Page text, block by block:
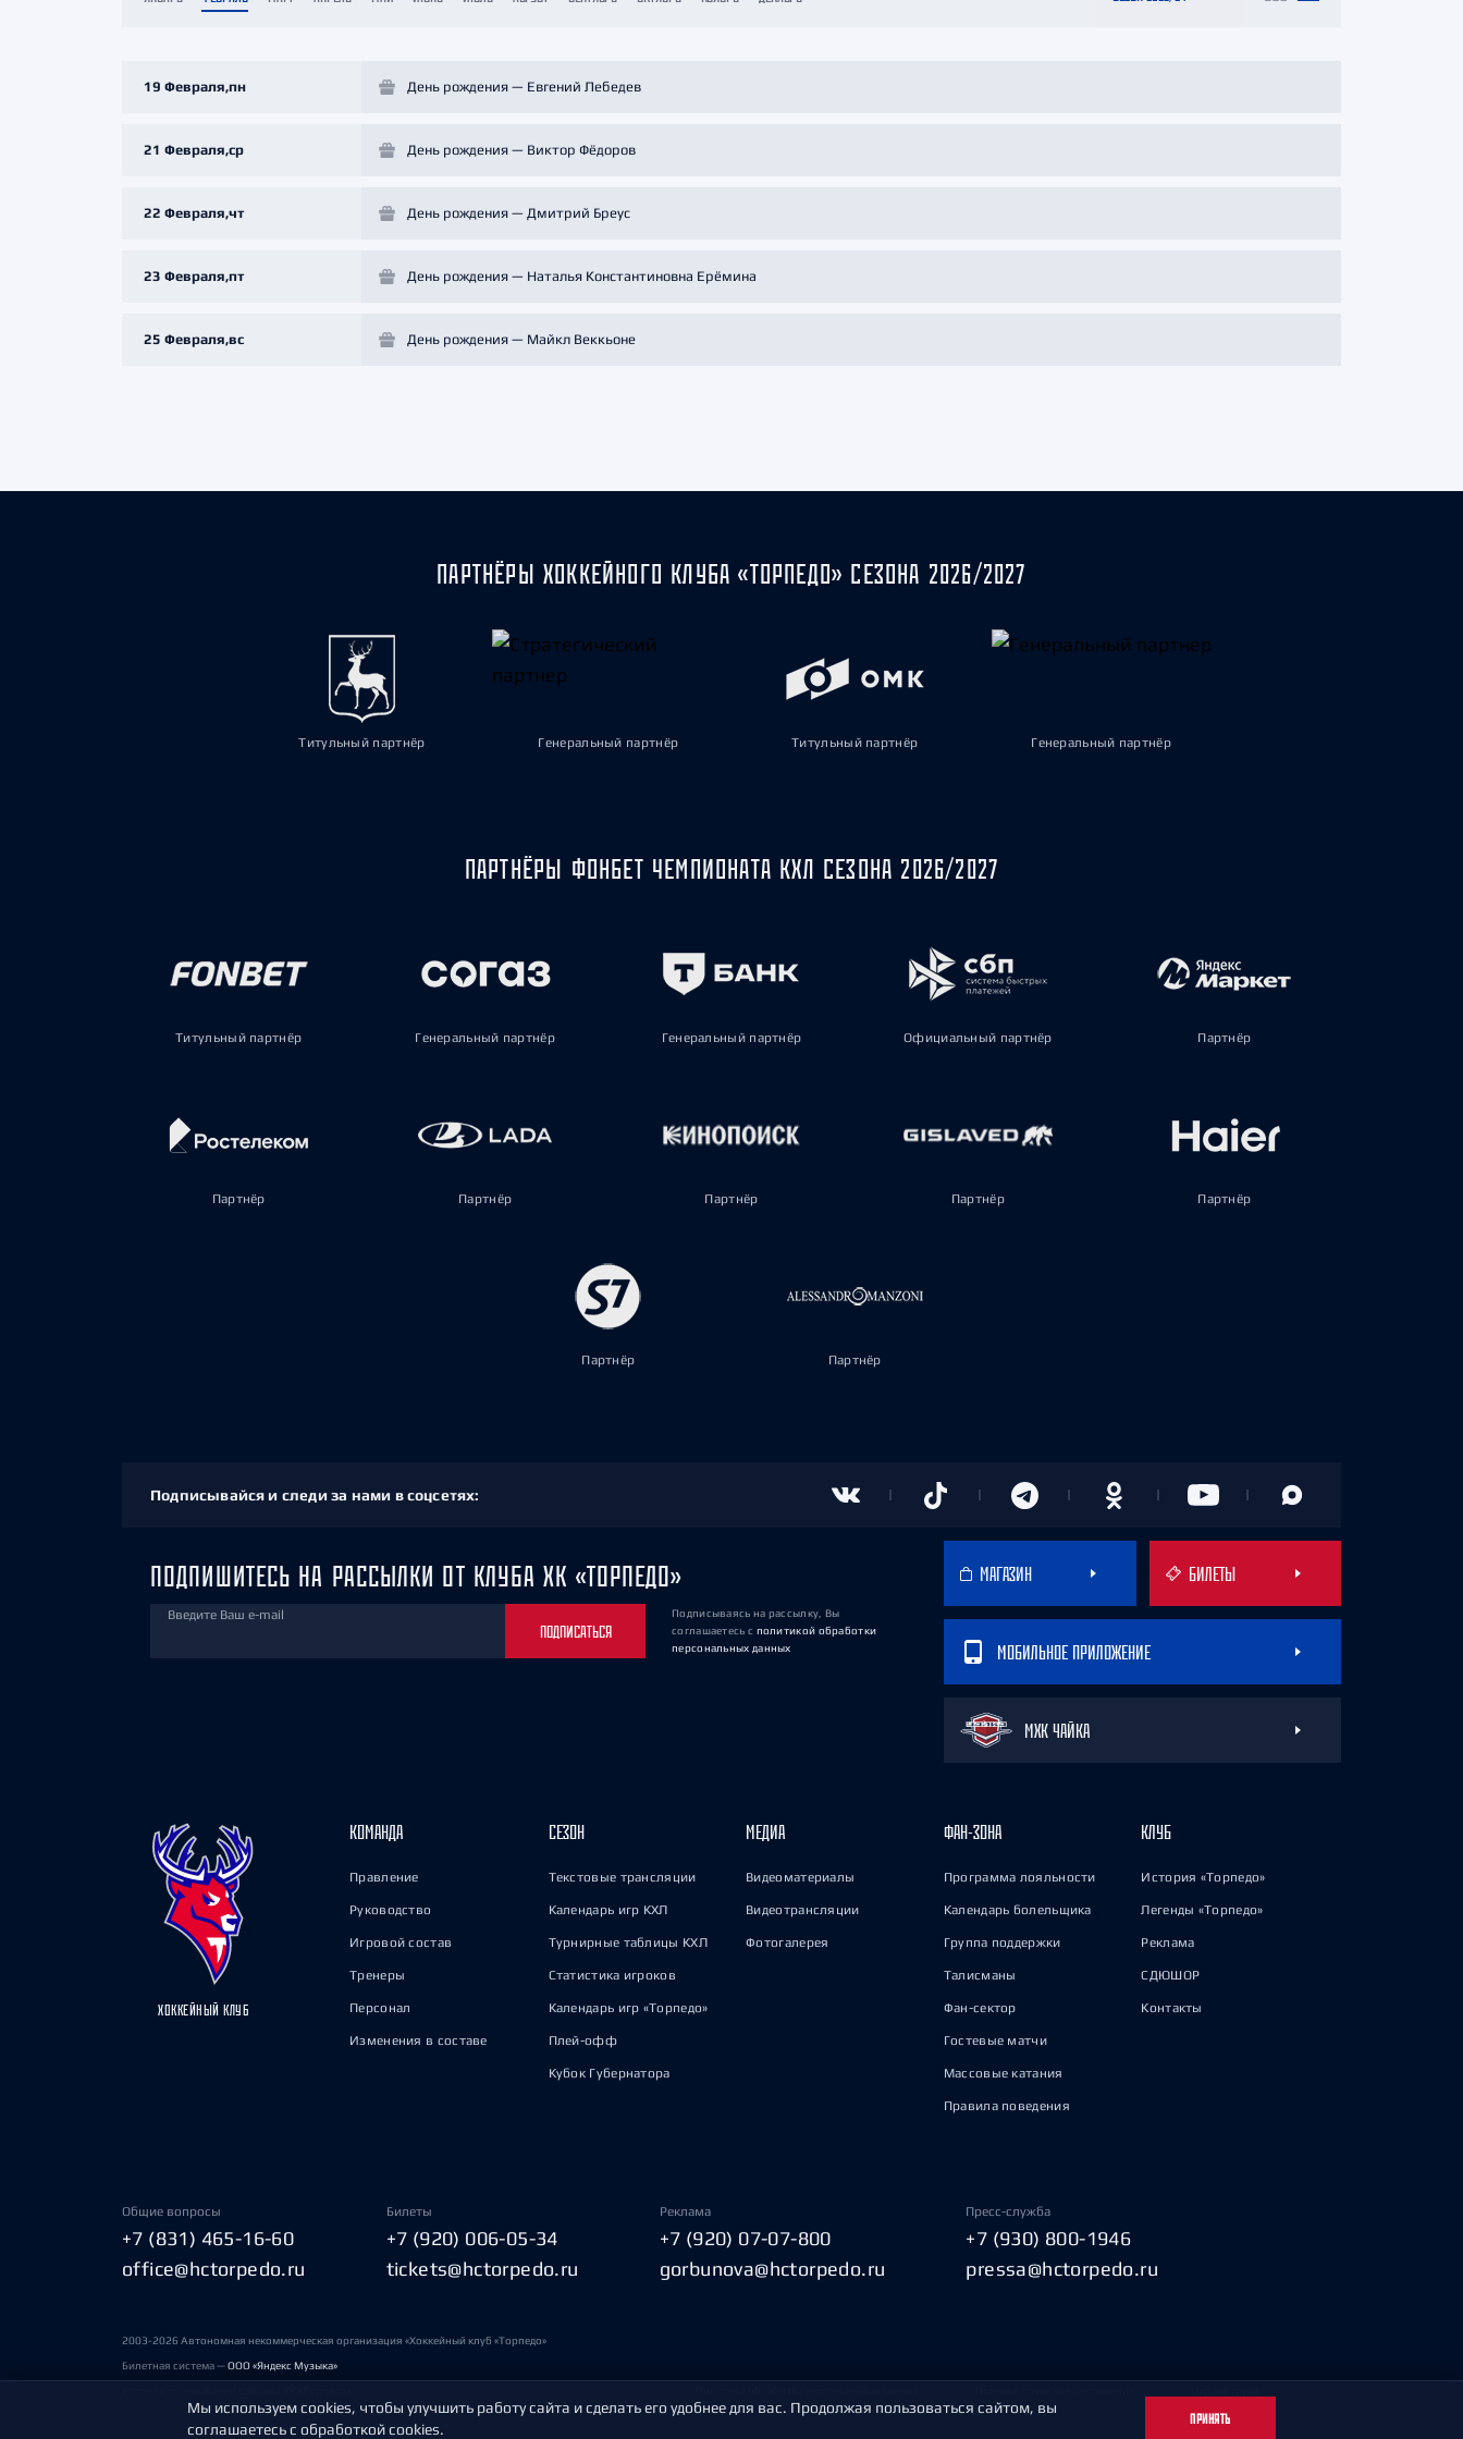
Салават Юлаев
19 Февраля,пн День рождения — Евгений Лебедев
21 Февраля,ср День рождения — Виктор Фёдоров
22 Февраля,чт День рождения — Дмитрий Бреус
23 Февраля,пт День рождения — Наталья Константиновна Ерёмина
25 Февраля,вс День рождения — Майкл Веккьоне
ПАРТНЁРЫ ХОККЕЙНОГО КЛУБА «ТОРПЕДО» СЕЗОНА 2026/2027
Титульный партнёр Генеральный партнёр Титульный партнёр Генеральный партнёр
ПАРТНЁРЫ ФОНБЕТ ЧЕМПИОНАТА КХЛ СЕЗОНА 2026/2027
Титульный партнёр Генеральный партнёр Генеральный партнёр Официальный партнёр Партнёр
Партнёр Партнёр Партнёр Партнёр Партнёр
Партнёр Партнёр
Подписывайся и следи за нами в соцсетях:
ПОДПИШИТЕСЬ НА РАССЫЛКИ ОТ КЛУБА ХК «ТОРПЕДО»
Введите Ваш e-mail
ПОДПИСАТЬСЯ
Подписываясь на рассылку, Вы
соглашаетесь с политикой обработки
персональных данных
МАГАЗИН БИЛЕТЫ
МОБИЛЬНОЕ ПРИЛОЖЕНИЕ
МХК ЧАЙКА
ХОККЕЙНЫЙ КЛУБ
КОМАНДА
Правление
Руководство
Игровой состав
Тренеры
Персонал
Изменения в составе
СЕЗОН
Текстовые трансляции
Календарь игр КХЛ
Турнирные таблицы КХЛ
Статистика игроков
Календарь игр «Торпедо»
Плей-офф
Кубок Губернатора
МЕДИА
Видеоматериалы
Видеотрансляции
Фотогалерея
ФАН-ЗОНА
Программа лояльности
Календарь болельщика
Группа поддержки
Талисманы
Фан-сектор
Гостевые матчи
Массовые катания
Правила поведения
КЛУБ
История «Торпедо»
Легенды «Торпедо»
Реклама
СДЮШОР
Контакты
Общие вопросы
+7 (831) 465-16-60
office@hctorpedo.ru
Билеты
+7 (920) 006-05-34
tickets@hctorpedo.ru
Реклама
+7 (920) 07-07-800
gorbunova@hctorpedo.ru
Пресс-служба
+7 (930) 800-1946
pressa@hctorpedo.ru
2003-2026 Автономная некоммерческая организация «Хоккейный клуб «Торпедо»
Билетная система —ООО «Яндекс Музыка»
Мы используем cookies, чтобы улучшить работу сайта и сделать его удобнее для вас. Продолжая пользоваться сайтом, вы
соглашаетесь с обработкой cookies.
ПРИНЯТЬ